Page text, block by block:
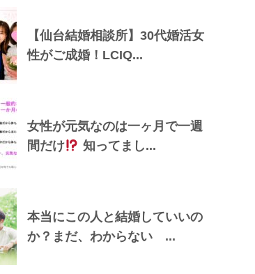
【仙台結婚相談所】30代婚活女
性がご成婚！LCIQ...
女性が元気なのは一ヶ月で一週
間だけ
知ってまし...
本当にこの人と結婚していいの
か？まだ、わからない ...